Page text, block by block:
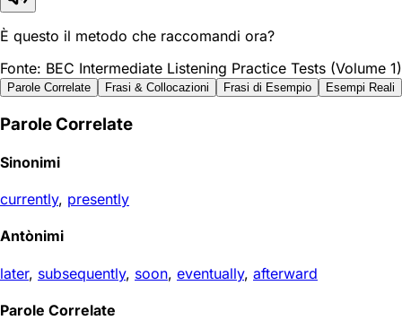
È questo il metodo che raccomandi ora?
Fonte: BEC Intermediate Listening Practice Tests (Volume 1)
Parole Correlate Frasi & Collocazioni Frasi di Esempio Esempi Reali
Parole Correlate
Sinonimi
currently, presently
Antònimi
later, subsequently, soon, eventually, afterward
Parole Correlate